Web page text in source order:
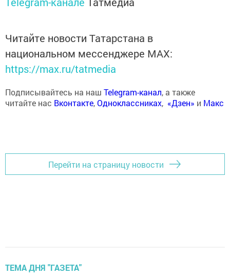
Читайте новости Татарстана в
национальном мессенджере MАХ:
https://max.ru/tatmedia
Подписывайтесь на наш Telegram-канал, а также
читайте нас Вконтакте,Одноклассниках, «Дзен» и Макс
Перейти на страницу новости
ТЕМА ДНЯ "ГАЗЕТА"